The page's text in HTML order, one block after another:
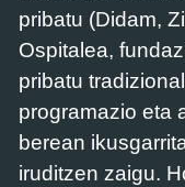
pribatu (Didam,
Ospitalea,
pribatu
programazio eta
berean
iruditzen zaigu.